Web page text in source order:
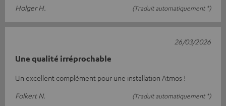
Holger H.
(Traduit automatiquement *)
Une qualité irréprochable
Un excellent complément pour une installation Atmos !
Folkert N.
(Traduit automatiquement *)
26/03/2026